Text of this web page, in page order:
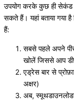
उपयोग करके कुछ ही सेकंड
सकते हैं। यहां बताया
हैं:
सबसे पहले अपने
खोलें जिससे आप
एड्रेस बार से
अक्षर)
अब,